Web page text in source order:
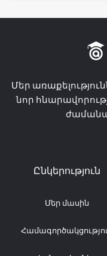
Մեր
նոր
Ընկերություն
Մեր մասին